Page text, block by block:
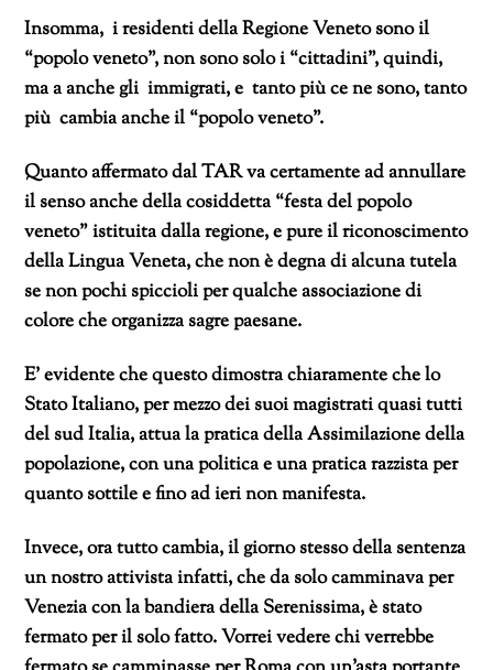
Insomma, i residenti della Regione Veneto sono il
“popolo veneto”, non sono solo i “cittadini”, quindi,
ma a anche gli immigrati, e tanto più ce ne sono, tanto
più cambia anche il “popolo veneto”.
Quanto affermato dal TAR va certamente ad annullare
il senso anche della cosiddetta “festa del popolo
veneto” istituita dalla regione, e pure il riconoscimento
della Lingua Veneta, che non è degna di alcuna tutela
se non pochi spiccioli per qualche associazione di
colore che organizza sagre paesane.
E’ evidente che questo dimostra chiaramente che lo
Stato Italiano, per mezzo dei suoi magistrati quasi tutti
del sud Italia, attua la pratica della Assimilazione della
popolazione, con una politica e una pratica razzista per
quanto sottile e fino ad ieri non manifesta.
Invece, ora tutto cambia, il giorno stesso della sentenza
un nostro attivista infatti, che da solo camminava per
Venezia con la bandiera della Serenissima, è stato
fermato per il solo fatto. Vorrei vedere chi verrebbe